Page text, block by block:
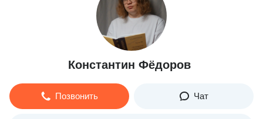
Константин Фёдоров
Позвонить Чат